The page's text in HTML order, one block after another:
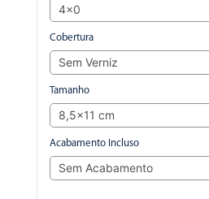
Cobertura
Tamanho
Acabamento Incluso